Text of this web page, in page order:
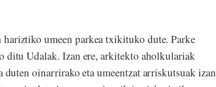
umeen parkea txikituko dute. Parke
ditu Udalak. Izan ere, arkitekto aholkulariak
oinarrirako eta umeentzat arriskutsuak izan